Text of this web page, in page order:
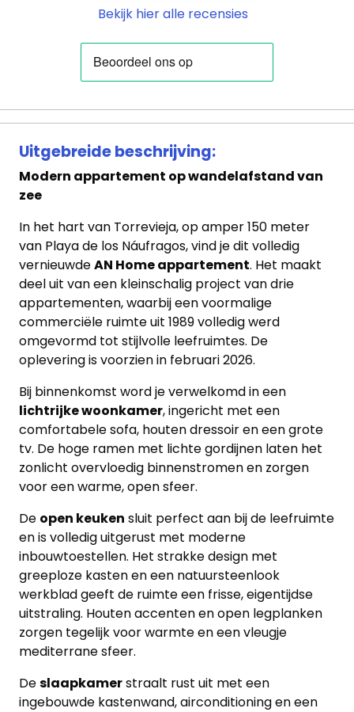
Home
Lopende
Alle
Bekijk hier alle recensies
Uitgebreide beschrijving:
Modern appartement op wandelafstand van
zee
In het hart van Torrevieja, op amper 150 meter
van Playa de los Náufragos, vind je dit volledig
vernieuwdeAN Home appartement. Het maakt
deel uit van een kleinschalig project van drie
appartementen, waarbij een voormalige
commerciële ruimte uit 1989 volledig werd
omgevormd tot stijlvolle leefruimtes. De
oplevering is voorzien in februari 2026.
Bij binnenkomst word je verwelkomd in een
lichtrijke woonkamer, ingericht met een
comfortabele sofa, houten dressoir en een grote
tv. De hoge ramen met lichte gordijnen laten het
zonlicht overvloedig binnenstromen en zorgen
voor een warme, open sfeer.
De open keuken sluit perfect aan bij de leefruimte
en is volledig uitgerust met moderne
inbouwtoestellen. Het strakke design met
greeploze kasten en een natuursteenlook
werkblad geeft de ruimte een frisse, eigentijdse
uitstraling. Houten accenten en open legplanken
zorgen tegelijk voor warmte en een vleugje
mediterrane sfeer.
Deslaapkamerstraalt rust uit met een
ingebouwde kastenwand, airconditioning en een